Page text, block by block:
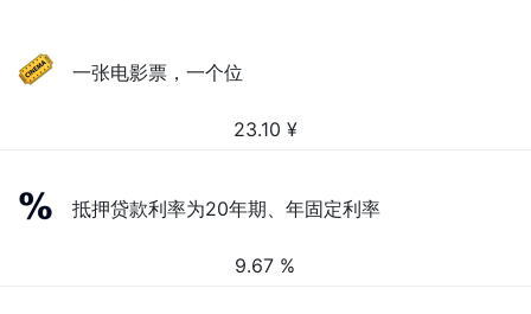
一张电影票，一个位
23.10 ¥
抵押贷款利率为20年期、年固定利率
9.67 %